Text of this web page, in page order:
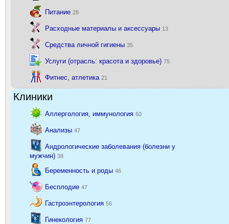
Питание 28
Расходные материалы и аксессуары 13
Средства личной гигиены 35
Услуги (отрасль: красота и здоровье) 75
Фитнес, атлетика 21
Клиники
Аллергология, иммунология 60
Анализы 47
Андрологические заболевания (болезни у
мужчин) 38
Беременность и роды 46
Бесплодие 47
Гастроэнтерология 56
Гинекология 77